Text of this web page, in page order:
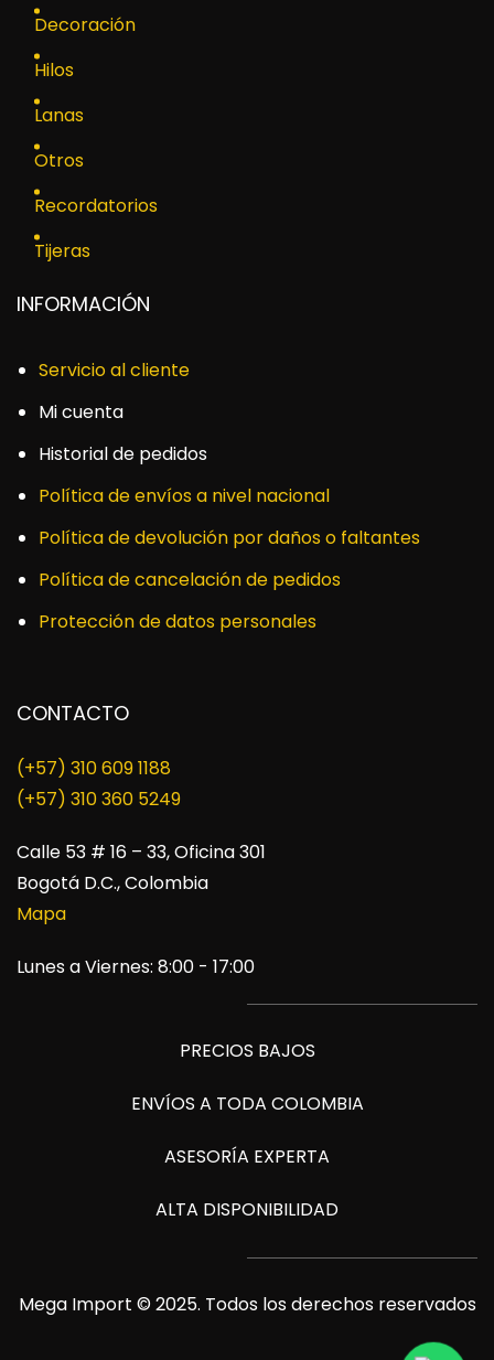
Decoración
Hilos
Lanas
Otros
Recordatorios
Tijeras
INFORMACIÓN
Servicio al cliente
Mi cuenta
Historial de pedidos
Política de envíos a nivel nacional
Política de devolución por daños o faltantes
Política de cancelación de pedidos
Protección de datos personales
CONTACTO
(+57) 310 609 1188
​(+57) 310 360 5249
Calle 53 # 16 – 33, Oficina 301
Bogotá D.C., Colombia
Mapa
Lunes a Viernes: 8:00 - 17:00
PRECIOS BAJOS
ENVÍOS A TODA COLOMBIA
ASESORÍA EXPERTA
ALTA DISPONIBILIDAD
Mega Import © 2025. Todos los derechos reservados